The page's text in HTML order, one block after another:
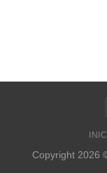
Copyright 2026